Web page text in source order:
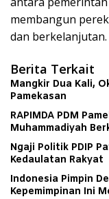
membangun
dan
Berita Terkait
Mangkir Dua Kali,
Pamekasan
RAPIMDA PDM
Muhammadiyah
Ngaji Politik PDIP
Kedaulatan Rakyat
Indonesia Pimpin
Kepemimpinan Ini